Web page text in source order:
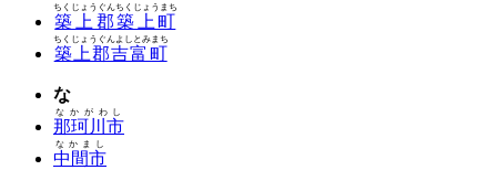
築上郡築上町
ちくじょうぐんちくじょうまち
築上郡吉富町
ちくじょうぐんよしとみまち
な
那珂川市
なかがわし
中間市
なかまし